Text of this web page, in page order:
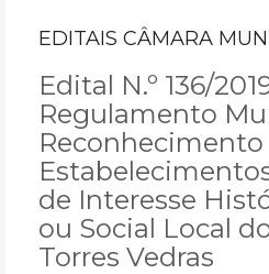
EDITAIS CÂMARA
Edital N.º 136/
Regulamento
de Interesse
ou Social Local
Torres Vedras